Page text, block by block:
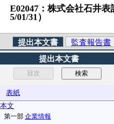
E02047：株式会社石井
5/01/31）
提出本文書 監査報告書
提出本文書